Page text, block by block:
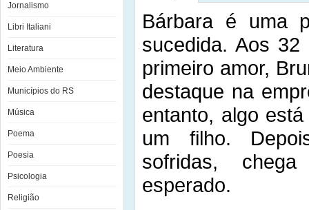
Jornalismo
Libri Italiani
Literatura
Meio Ambiente
Municípios do RS
Música
Poema
Poesia
Psicologia
Religião
Bárbara é uma
sucedida. Aos
primeiro amor,
destaque na
entanto, algo
um filho.
sofridas,
esperado.